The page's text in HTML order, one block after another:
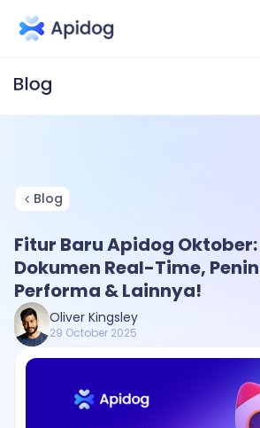
Blog
Fitur Baru Apidog
Dokumen Real-Time,
Performa & Lainnya!
Oliver Kingsley
29 October 2025